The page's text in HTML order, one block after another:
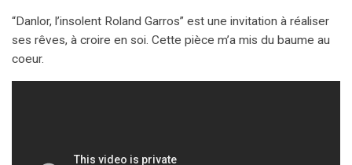
“Danlor, l’insolent Roland Garros” est une invitation à réaliser
ses rêves, à croire en soi. Cette pièce m’a mis du baume au
coeur.